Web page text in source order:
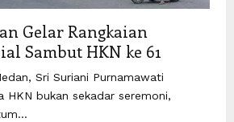
Gelar Rangkaian
Sambut HKN ke 61
Sri Suriani Purnamawati
HKN bukan sekadar seremoni,